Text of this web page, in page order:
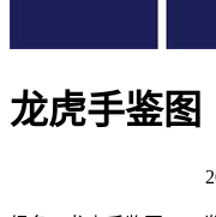
龙虎手鉴图